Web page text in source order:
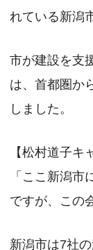
れている新潟
市が建設を支
は、首都圏か
しました。
【松村道子キ
「ここ新潟
ですが、この
新潟市は7社